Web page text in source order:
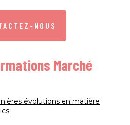
NOUS
Marché
évolutions en matière